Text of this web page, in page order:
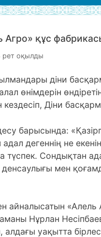
құс
рет оқылды
діни
өнімдерін
Діни
барысында:
адал дегеннің не
түспек. Сондықтан
мен
айналысатын
Нұрлан
уақытта